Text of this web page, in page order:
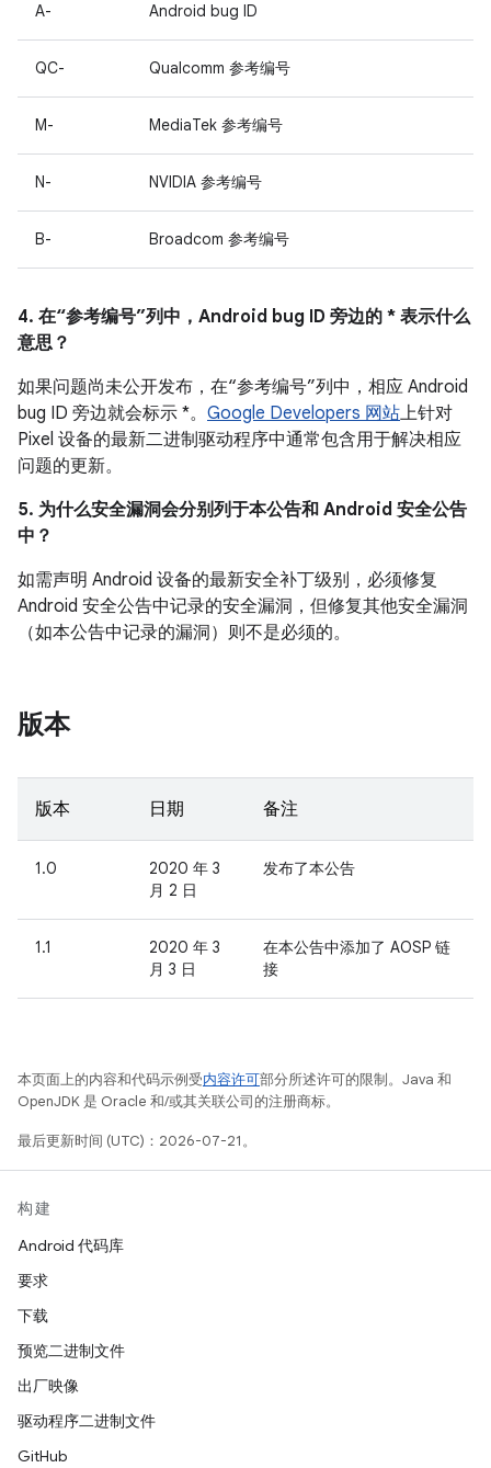
A- Android bug ID
QC- Qualcomm 参考编号
M- MediaTek 参考编号
N- NVIDIA 参考编号
B- Broadcom 参考编号
4. 在“参考编号”列中，Android bug ID 旁边的 * 表示什么
意思？
如果问题尚未公开发布，在“参考编号”列中，相应 Android
bug ID 旁边就会标示 *。 Google Developers 网站上针对
Pixel 设备的最新二进制驱动程序中通常包含用于解决相应
问题的更新。
5. 为什么安全漏洞会分别列于本公告和 Android 安全公告
中？
如需声明 Android 设备的最新安全补丁级别，必须修复
Android 安全公告中记录的安全漏洞，但修复其他安全漏洞
（如本公告中记录的漏洞）则不是必须的。
版本
版本 日期 备注
1.0
2020 年 3
月 2 日
发布了本公告
1.1
2020 年 3
月 3 日
在本公告中添加了 AOSP 链
接
本页面上的内容和代码示例受内容许可部分所述许可的限制。Java 和
OpenJDK 是 Oracle 和/或其关联公司的注册商标。
最后更新时间 (UTC)：2026-07-21。
构建
Android 代码库
要求
下载
预览二进制文件
出厂映像
驱动程序二进制文件
GitHub